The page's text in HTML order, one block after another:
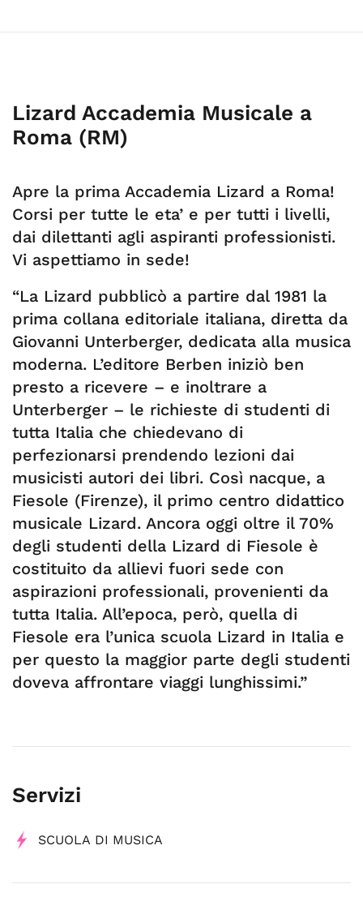
Lizard Accademia Musicale a
Roma (RM)
Apre la prima Accademia Lizard a Roma!
Corsi per tutte le eta’ e per tutti i livelli,
dai dilettanti agli aspiranti professionisti.
Vi aspettiamo in sede!
“La Lizard pubblicò a partire dal 1981 la
prima collana editoriale italiana, diretta da
Giovanni Unterberger, dedicata alla musica
moderna. L’editore Berben iniziò ben
presto a ricevere – e inoltrare a
Unterberger – le richieste di studenti di
tutta Italia che chiedevano di
perfezionarsi prendendo lezioni dai
musicisti autori dei libri. Così nacque, a
Fiesole (Firenze), il primo centro didattico
musicale Lizard. Ancora oggi oltre il 70%
degli studenti della Lizard di Fiesole è
costituito da allievi fuori sede con
aspirazioni professionali, provenienti da
tutta Italia. All’epoca, però, quella di
Fiesole era l’unica scuola Lizard in Italia e
per questo la maggior parte degli studenti
doveva affrontare viaggi lunghissimi.”
Servizi
SCUOLA DI MUSICA